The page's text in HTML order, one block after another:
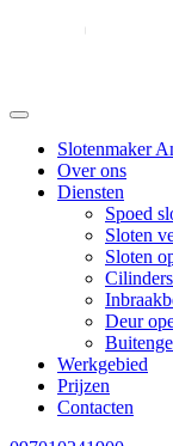
Slotenmaker
Over ons
Diensten
Spoed
Sloten
Sloten
Deur
Werkgebied
Prijzen
Contacten